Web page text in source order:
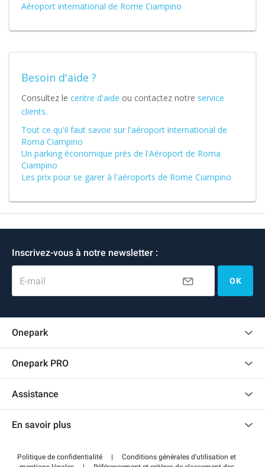
Aéroport international de Rome Ciampino
Besoin d'aide ?
Consultez le centre d'aide ou contactez notre service
clients.
Tout ce qu'il faut savoir sur l'aéroport international de
Roma Ciampino
Un parking économique près de l'Aéroport de Roma
Ciampino
Les prix pour se garer à l'aéroports de Rome Ciampino
Inscrivez-vous à notre newsletter :
E-mail OK
Onepark
Recrutement
Onepark PRO
Accéder à mon espace partenaire
Assistance
Centre d'aide
En savoir plus
Wiki
Politique de confidentialité |
Conditions générales d'utilisation et